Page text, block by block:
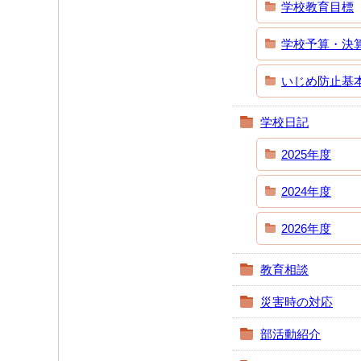
学校教育目標
学校予算・決
いじめ防止基
学校日記
2025年度
2024年度
2026年度
教育相談
災害時の対応
部活動紹介